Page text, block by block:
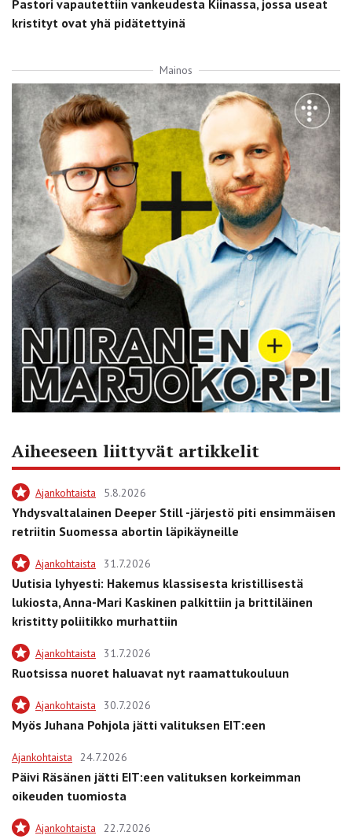
Pastori vapautettiin vankeudesta Kiinassa, jossa useat
kristityt ovat yhä pidätettyinä
Mainos
Aiheeseen liittyvät artikkelit
Ajankohtaista 5.8.2026
Yhdysvaltalainen Deeper Still -järjestö piti ensimmäisen
retriitin Suomessa abortin läpikäyneille
Ajankohtaista 31.7.2026
Uutisia lyhyesti: Hakemus klassisesta kristillisestä
lukiosta, Anna-Mari Kaskinen palkittiin ja brittiläinen
kristitty poliitikko murhattiin
Ajankohtaista 31.7.2026
Ruotsissa nuoret haluavat nyt raamattukouluun
Ajankohtaista 30.7.2026
Myös Juhana Pohjola jätti valituksen EIT:een
Ajankohtaista 24.7.2026
Päivi Räsänen jätti EIT:een valituksen korkeimman
oikeuden tuomiosta
Ajankohtaista 22.7.2026